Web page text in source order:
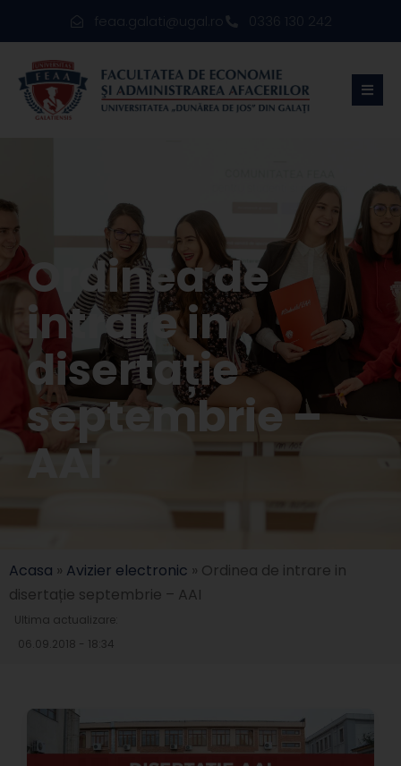
feaa.galati@ugal.ro 0336 130 242
Ordinea de
intrare in
disertație
septembrie –
AAI
Acasa » Avizier electronic » Ordinea de intrare in
disertație septembrie – AAI
Ultima actualizare:
06.09.2018 - 18:34